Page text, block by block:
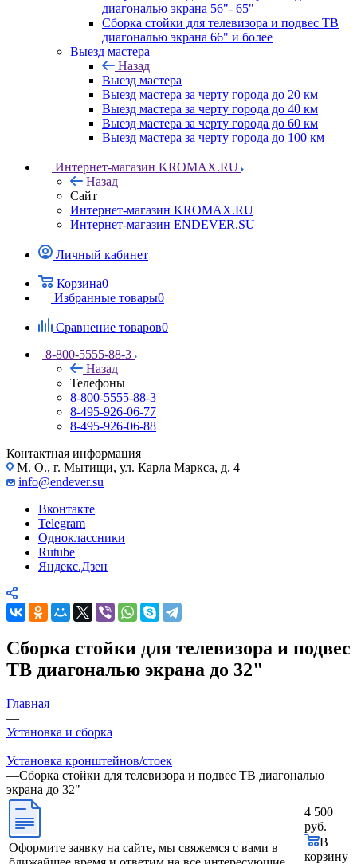
диагональю экрана 56"- 65"
Сборка стойки для телевизора и подвес ТВ
диагональю экрана 66" и более
Выезд мастера
Назад
Выезд мастера
Выезд мастера за черту города до 20 км
Выезд мастера за черту города до 40 км
Выезд мастера за черту города до 60 км
Выезд мастера за черту города до 100 км
Интернет-магазин KROMAX.RU
Назад
Сайт
Интернет-магазин KROMAX.RU
Интернет-магазин ENDEVER.SU
Личный кабинет
Корзина0
Избранные товары0
Сравнение товаров0
8-800-5555-88-3
Назад
Телефоны
8-800-5555-88-3
8-495-926-06-77
8-495-926-06-88
Контактная информация
М. О., г. Мытищи, ул. Карла Маркса, д. 4
info@endever.su
Вконтакте
Telegram
Одноклассники
Rutube
Яндекс.Дзен
Сборка стойки для телевизора и подвес
ТВ диагональю экрана до 32"
Главная
—
Установка и сборка
—
Установка кронштейнов/стоек
—Сборка стойки для телевизора и подвес ТВ диагональю
экрана до 32"
Оформите заявку на сайте, мы свяжемся с вами в
4 500
руб.
В
корзину